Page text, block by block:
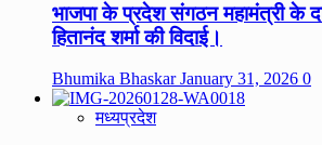
भाजपा के प्रदेश संगठन महामंत्री के
हितानंद शर्मा की विदाई।
Bhumika BhaskarJanuary 31, 2026 0
मध्यप्रदेश